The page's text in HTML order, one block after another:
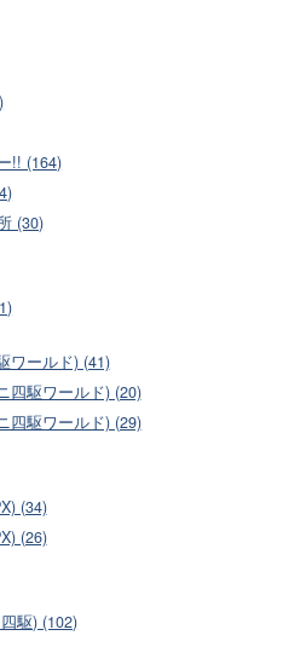
!! (164)
(30)
ワールド) (41)
四駆ワールド) (20)
四駆ワールド) (29)
(34)
(26)
駆) (102)